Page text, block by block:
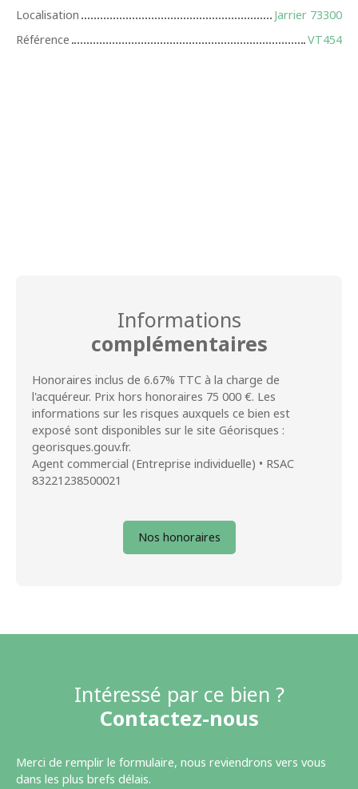
Localisation
Jarrier 73300
Référence
VT454
Informations
complémentaires
Honoraires inclus de 6.67% TTC à la charge de
l'acquéreur. Prix hors honoraires 75 000 €. Les
informations sur les risques auxquels ce bien est
exposé sont disponibles sur le site Géorisques :
georisques.gouv.fr.
Agent commercial (Entreprise individuelle) • RSAC
83221238500021
Nos honoraires
Intéressé par ce bien ?
Contactez-nous
Merci de remplir le formulaire, nous reviendrons vers vous
dans les plus brefs délais.